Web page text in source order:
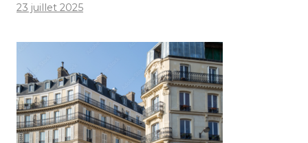
23 juillet 2025